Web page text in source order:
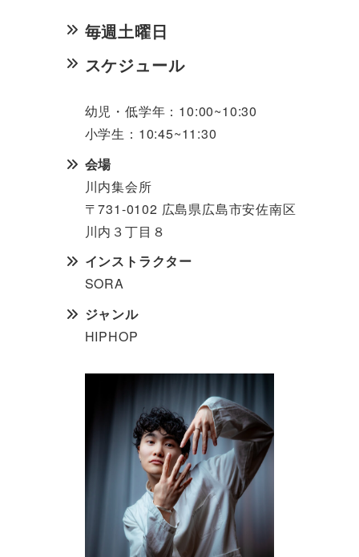
毎週土曜日
スケジュール
幼児・低学年 ：10:00~10:30
小学生：10:45~11:30
会場
川内集会所
〒731-0102 広島県広島市安佐南区
川内３丁目８
インストラクター
SORA
ジャンル
HIPHOP